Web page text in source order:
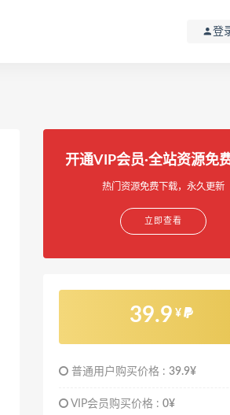
登
开通VIP会员·全站资源免
热门资源免费下载，永久更新
立即查看
39.9 ¥
普通用户购买价格 : 39.9¥
VIP会员购买价格 : 0¥